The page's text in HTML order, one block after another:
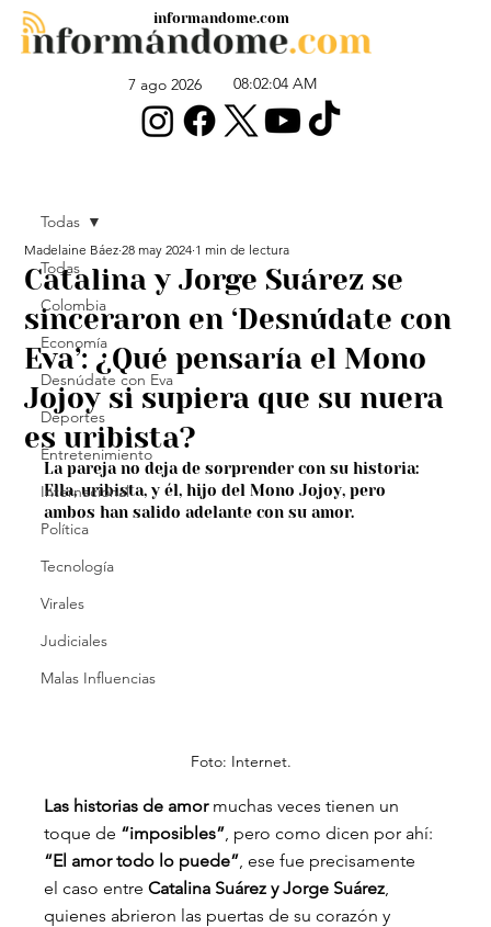
7 ago 2026 08:02:04 AM
informandome.com
Todas
Colombia
Economía
Desnúdate con Eva
Deportes
Entretenimiento
Internacional
Política
Tecnología
Virales
Judiciales
Malas Influencias
Todas
Catalina y Jorge Suárez se
sinceraron en ‘Desnúdate con
Eva’: ¿Qué pensaría el Mono
Jojoy si supiera que su nuera
es uribista?
Madelaine Báez 28 may 2024 1 min de lectura
La pareja no deja de sorprender con su historia:
Ella, uribista, y él, hijo del Mono Jojoy, pero
ambos han salido adelante con su amor.
Foto: Internet.
Las historias de amor muchas veces tienen un
toque de “imposibles” , pero como dicen por ahí:
“El amor todo lo puede” , ese fue precisamente
el caso entre Catalina Suárez y Jorge Suárez
quienes abrieron las puertas de su corazón y